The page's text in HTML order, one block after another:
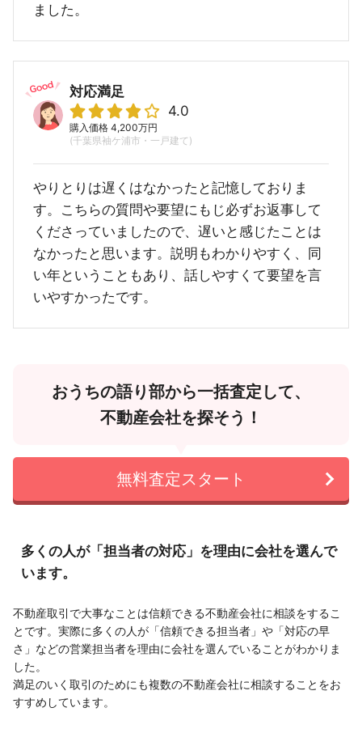
ました。
対応満足
4.0
購入価格 4,200万円
(千葉県袖ケ浦市・一戸建て)
やりとりは遅くはなかったと記憶しておりま
す。こちらの質問や要望にもじ必ずお返事して
くださっていましたので、遅いと感じたことは
なかったと思います。説明もわかりやすく、同
い年ということもあり、話しやすくて要望を言
いやすかったです。
おうちの語り部から一括査定して、
不動産会社を探そう！
無料査定スタート
多くの人が「担当者の対応」を理由に会社を選んで
います。
不動産取引で大事なことは信頼できる不動産会社に相談をするこ
とです。実際に多くの人が「信頼できる担当者」や「対応の早
さ」などの営業担当者を理由に会社を選んでいることがわかりま
した。
満足のいく取引のためにも複数の不動産会社に相談することをお
すすめしています。